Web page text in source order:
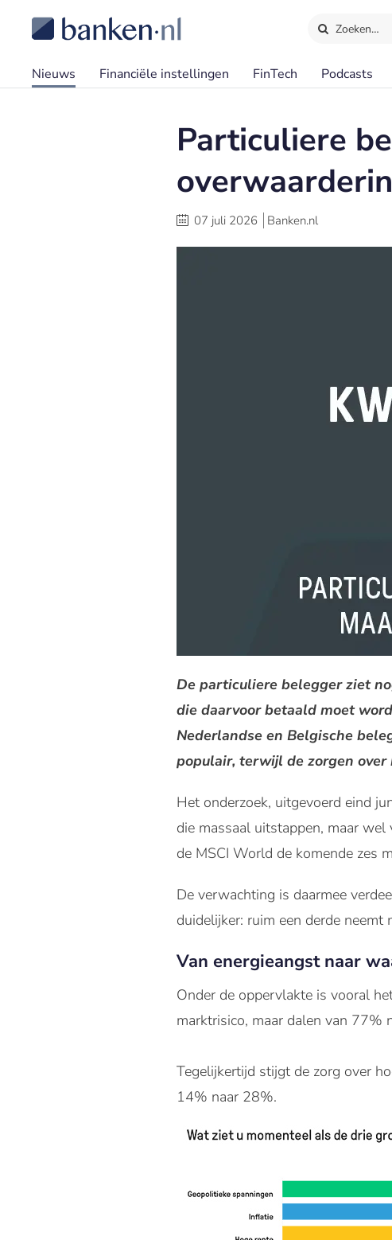
Zoeken…
Nieuws Financiële instellingen FinTech Podcasts
Particuliere
07 juli 2026 Banken.nl
De particuliere belegger ziet
die daarvoor betaald moet
Nederlandse en Belgische
populair, terwijl de zorgen
Het onderzoek, uitgevoerd eind
die massaal uitstappen, maar
de MSCI World de komende zes
De verwachting is daarmee
duidelijker: ruim een derde
Van energieangst naar
Onder de oppervlakte is vooral
marktrisico, maar dalen van 77%
Tegelijkertijd stijgt de zorg over
14% naar 28%.